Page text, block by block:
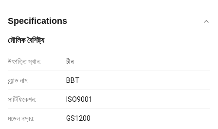
Specifications
মৌলিক বৈশিষ্ট্য
উৎপত্তি স্থান: চীন
ব্র্যান্ড নাম: BBT
সার্টিফিকেশন: ISO9001
মডেল নম্বর: GS1200